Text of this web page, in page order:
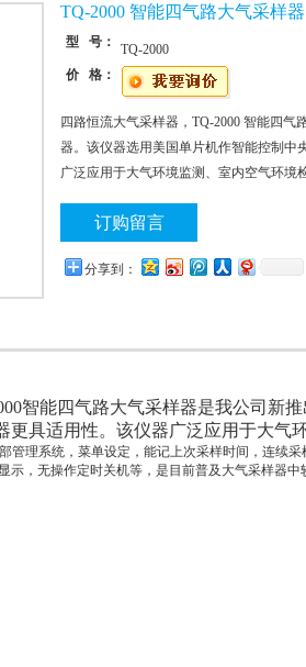
TQ-2000 智能四气路大气采样器
型 号：
TQ-2000
价 格：
四路恒流大气采样器，TQ-2000 智能四
器。该仪器选用美国单片机作智能控制中
广泛应用于大气环境监测、室内空气环境
订购留言
分享到：
智能四气路大气采样器是我公司新
具适用性。该仪器广泛应用于大气
管理系统，菜单设定，能记上次采样时间，连续
示，无操作定时关机等，是目前普及大气采样器中